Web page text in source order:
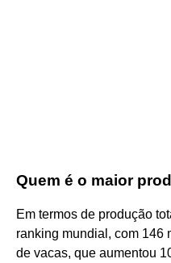
Quem é o maior
Em termos de produção
ranking mundial, com 146
de vacas, que aumentou